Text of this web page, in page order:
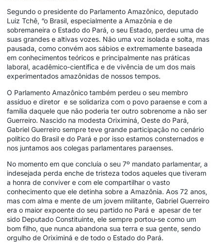
Segundo o presidente do Parlamento Amazônico, deputado
Luiz Tchê, “o Brasil, especialmente a Amazônia e de
sobremaneira o Estado do Pará, o seu Estado, perdeu uma de
suas grandes e altivas vozes. Não uma voz isolada e solta, mas
pausada, como convém aos sábios e extremamente baseada
em conhecimentos teóricos e principalmente nas práticas
laboral, acadêmico-científica e de vivência de um dos mais
experimentados amazônidas de nossos tempos.
O Parlamento Amazônico também perdeu o seu membro
assíduo e diretor e se solidariza com o povo paraense e com a
família daquele que não poderia ter outro sobrenome a não ser
Guerreiro. Nascido na modesta Oriximiná, Oeste do Pará,
Gabriel Guerreiro sempre teve grande participação no cenário
político do Brasil e do Pará e por isso estamos consternados e
nos juntamos aos colegas parlamentares paraenses.
No momento em que concluía o seu 7º mandato parlamentar, a
indesejada perda enche de tristeza todos aqueles que tiveram
a honra de conviver e com ele compartilhar o vasto
conhecimento que ele detinha sobre a Amazônia. Aos 72 anos,
mas com alma e mente de um jovem militante, Gabriel Guerreiro
era o maior expoente do seu partido no Pará e apesar de ter
sido Deputado Constituinte, ele sempre portou-se como um
bom filho, que nunca abandona sua terra e sua gente, sendo
orgulho de Oriximiná e de todo o Estado do Pará.